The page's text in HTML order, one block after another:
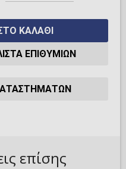
ΚΑΛΆΘΙ
ΕΠΙΘΥΜΙΏΝ
επίσης